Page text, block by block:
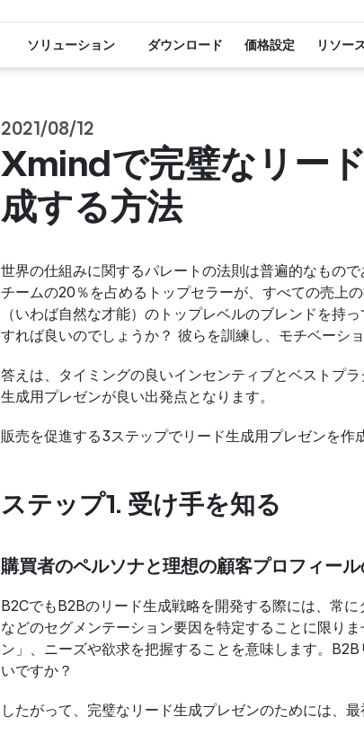
2021/08/12
Xmindで完璧なリー
成する方法
世界の仕組みに関するパレートの法則は普遍的なもの
チームの20％を占めるトップセラーが、すべての売上
（いわば自然な才能）のトップレベルのブレンドを持
すれば良いのでしょうか？ 彼らを訓練し、モチベーシ
答えは、タイミングの良いインセンティブとベストプ
生成用プレゼンが良い出発点となります。
販売を促進する3ステップでリード生成用プレゼンを作
ステップ1. 受け手を知る
購買者のペルソナと理想の顧客プロフィー
B2CでもB2Bのリード生成戦略を開発する際には、常
などのセグメンテーション要因を特定することに限り
ン」、ニーズや欲求を把握することを意味します。
いですか？
したがって、完璧なリード生成プレゼンのためには、
ソリューション ダウンロード 価格設定 リソース